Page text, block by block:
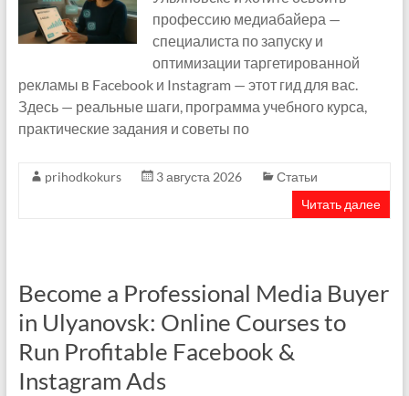
профессию медиабайера —
специалиста по запуску и
оптимизации таргетированной
рекламы в Facebook и Instagram — этот гид для вас.
Здесь — реальные шаги, программа учебного курса,
практические задания и советы по
prihodkokurs 3 августа 2026
Статьи
Читать далее
Become a Professional Media Buyer
in Ulyanovsk: Online Courses to
Run Profitable Facebook &
Instagram Ads